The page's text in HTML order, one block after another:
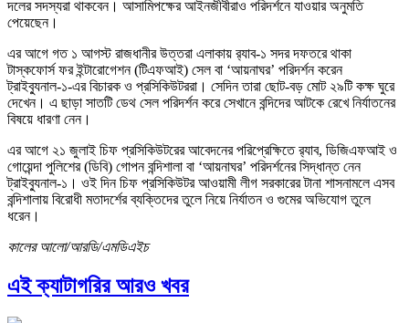
দলের সদস্যরা থাকবেন। আসামিপক্ষের আইনজীবীরাও পরিদর্শনে যাওয়ার অনুমতি
পেয়েছেন।
এর আগে গত ১ আগস্ট রাজধানীর উত্তরা এলাকায় র‍্যাব-১ সদর দফতরে থাকা
টাস্কফোর্স ফর ইন্টারোগেশন (টিএফআই) সেল বা ‘আয়নাঘর’ পরিদর্শন করেন
ট্রাইব্যুনাল-১-এর বিচারক ও প্রসিকিউটররা। সেদিন তারা ছোট-বড় মোট ২৯টি কক্ষ ঘুরে
দেখেন। এ ছাড়া সাতটি ডেথ সেল পরিদর্শন করে সেখানে বন্দিদের আটকে রেখে নির্যাতনের
বিষয়ে ধারণা নেন।
এর আগে ২১ জুলাই চিফ প্রসিকিউটরের আবেদনের পরিপ্রেক্ষিতে র‍্যাব, ডিজিএফআই ও
গোয়েন্দা পুলিশের (ডিবি) গোপন বন্দিশালা বা ‘আয়নাঘর’ পরিদর্শনের সিদ্ধান্ত নেন
ট্রাইব্যুনাল-১। ওই দিন চিফ প্রসিকিউটর আওয়ামী লীগ সরকারের টানা শাসনামলে এসব
বন্দিশালায় বিরোধী মতাদর্শের ব্যক্তিদের তুলে নিয়ে নির্যাতন ও গুমের অভিযোগ তুলে
ধরেন।
কালের আলো/আরডি/এমডিএইচ
এই ক্যাটাগরির আরও খবর